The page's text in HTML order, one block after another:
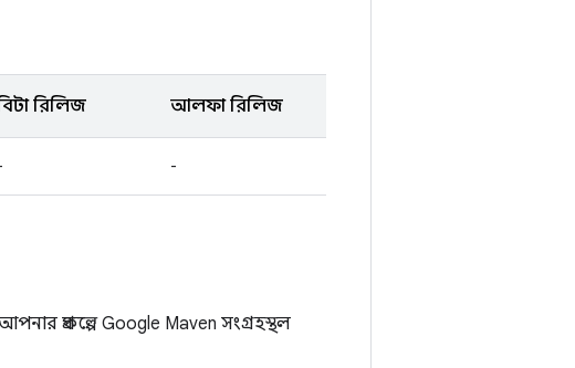
রিলিজ আলফা রিলিজ
-
প্রকল্পে Google Maven সংগ্রহস্থল